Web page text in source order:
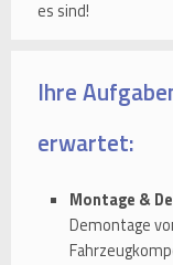
es sind!
Ihre
erwartet:
Montage &
Demontage